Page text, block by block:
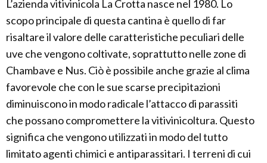
L’azienda vitivinicola La Crotta nasce nel 1980. Lo
scopo principale di questa cantina è quello di far
risaltare il valore delle caratteristiche peculiari delle
uve che vengono coltivate, soprattutto nelle zone di
Chambave e Nus. Ciò è possibile anche grazie al clima
favorevole che con le sue scarse precipitazioni
diminuiscono in modo radicale l’attacco di parassiti
che possano compromettere la vitivinicoltura. Questo
significa che vengono utilizzati in modo del tutto
limitato agenti chimici e antiparassitari. I terreni di cui